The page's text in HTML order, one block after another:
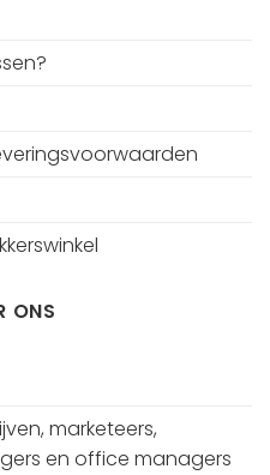
ONS
marketeers,
en office managers